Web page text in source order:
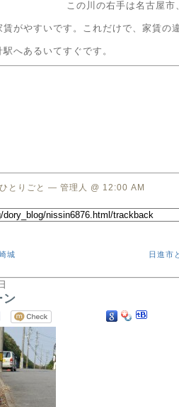
この川の右手は名古屋市
賃がやすいです。これだけで、家賃の
へあるいてすぐです。
とりごと — 管理人 @ 12:00 AM
城 日進市
ン